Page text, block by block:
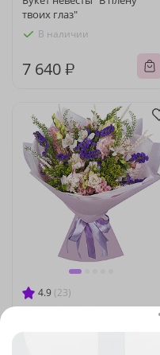
твоих глаз"
В наличии
7 640 ₽
4.9 (23)